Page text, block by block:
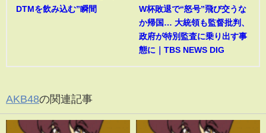
DTMを飲み込む”瞬間
W杯敗退で“怒号”飛び交うな
か帰国… 大統領も監督批判、
政府が特別監査に乗り出す事
態に｜TBS NEWS DIG
AKB48の関連記事